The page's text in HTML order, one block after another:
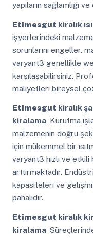
yapıların sağlamlığı
Etimesgut kiralık
işyerlerindeki
sorunlarını engeller.
varyant3 genellikle
karşılaşabilirsiniz.
maliyetleri bireysel
Etimesgut kiralık
kiralama Kurutma
malzemenin doğru
için mükemmel bir
varyant3 hızlı ve etkili
arttırmaktadır.
kapasiteleri ve
pahalıdır.
Etimesgut kiralık
kiralama